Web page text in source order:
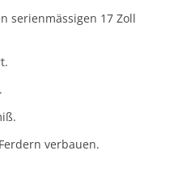
serienmässigen 17 Zoll
verbauen.